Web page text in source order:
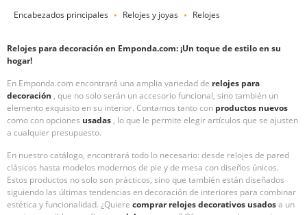
Encabezados principales Relojes y joyas Relojes
Relojes para decoración en Emponda.com: ¡Un toque de estilo en su
hogar!
En Emponda.com encontrará una amplia variedad de relojes para
decoración , que no solo serán un accesorio funcional, sino también un
elemento exquisito en su interior. Contamos tanto con productos nuevos
como con opciones usadas , lo que le permite elegir artículos que se ajusten
a cualquier presupuesto.
En nuestro catálogo, encontrará todo lo necesario: desde relojes de pared
clásicos hasta modelos modernos de pie y de mesa con diseños únicos.
Estos productos no solo son prácticos, sino que también están diseñados
siguiendo las últimas tendencias en decoración de interiores para combinar
estética y funcionalidad. ¿Quiere comprar relojes decorativos usadosa un